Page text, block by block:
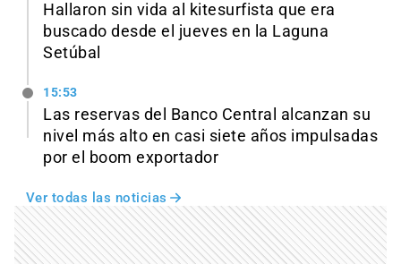
Hallaron sin vida al kitesurfista que era
buscado desde el jueves en la Laguna
Setúbal
15:53
Las reservas del Banco Central alcanzan su
nivel más alto en casi siete años impulsadas
por el boom exportador
Ver todas las noticias